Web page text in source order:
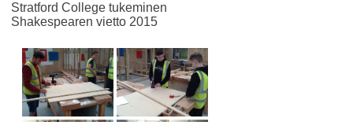
Stratford College tukeminen
Shakespearen vietto 2015